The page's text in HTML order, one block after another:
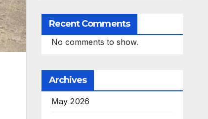
Recent Comments
No comments to show.
Archives
May 2026